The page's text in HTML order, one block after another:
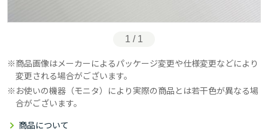
1 / 1
商品画像はメーカーによるパッケージ変更や仕様変更などにより
変更される場合がございます。
お使いの機器（モニタ）により実際の商品とは若干色が異なる場
合がございます。
商品について